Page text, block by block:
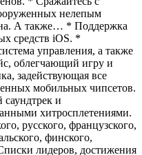
нелепым
А также… * Поддержка
средств iOS. *
управления, а также
облегчающий игру и
задействующая все
мобильных чипсетов.
и
хитросплетениями.
русского, французского,
финского,
лидеров, достижения